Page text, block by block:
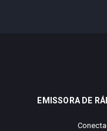
EMISSORA DE